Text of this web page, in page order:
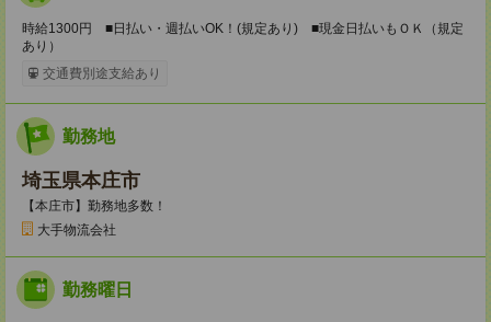
時給1300円 ■日払い・週払いOK！(規定あり) ■現金日払いもＯＫ（規定
あり）
交通費別途支給あり
勤務地
埼玉県本庄市
【本庄市】勤務地多数！
大手物流会社
勤務曜日